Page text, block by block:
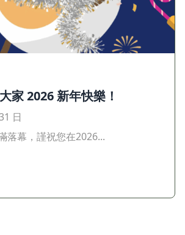
家 2026 新年快樂！
日
落幕，謹祝您在2026...